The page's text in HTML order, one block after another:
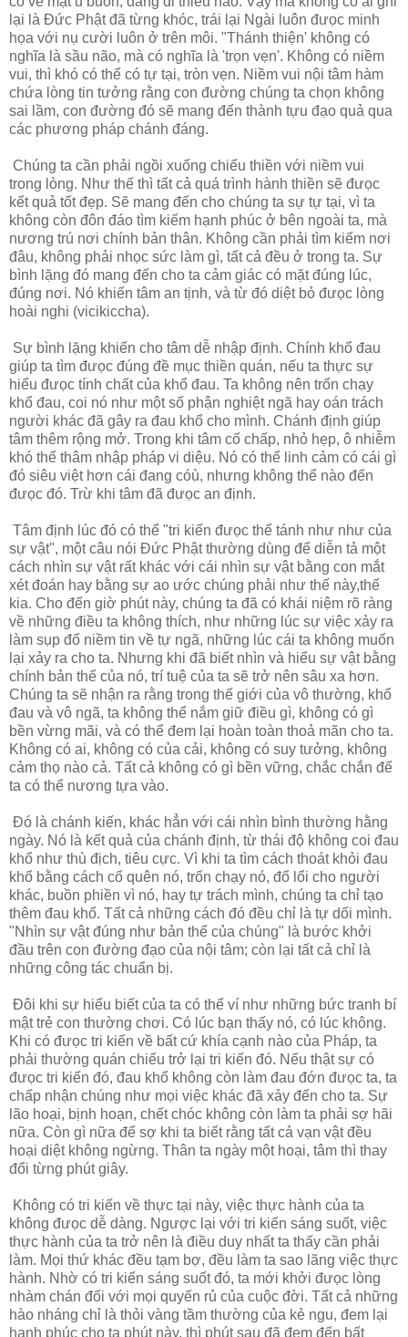
lại là Đức Phật đã từng khóc, trái lại Ngài luôn đưọc minh
họa với nụ cười luôn ở trên môi. "Thánh thiện' không có
nghĩa là sầu não, mà có nghĩa là 'trọn vẹn'. Không có niềm
vui, thì khó có thể có tự tại, tròn vẹn. Niềm vui nội tâm hàm
chứa lòng tin tưởng rằng con đường chúng ta chọn không
sai lầm, con đường đó sẽ mang đến thành tựu đạo quả qua
các phương pháp chánh đáng.
Chúng ta cần phải ngồi xuống chiếu thiền với niềm vui
trong lòng. Như thế thì tất cả quá trình hành thiền sẽ đưọc
kết quả tốt đẹp. Sẽ mang đến cho chúng ta sự tự tại, vì ta
không còn đôn đáo tìm kiếm hạnh phúc ở bên ngoài ta, mà
nương trú nơi chính bản thân. Không cần phải tìm kiếm nơi
đâu, không phải nhọc sức làm gì, tất cả đều ở trong ta. Sự
bình lặng đó mang đến cho ta cảm giác có mặt đúng lúc,
đúng nơi. Nó khiến tâm an tịnh, và từ đó diệt bỏ đưọc lòng
hoài nghi (vicikiccha).
Sự bình lặng khiến cho tâm dễ nhập định. Chính khổ đau
giúp ta tìm đưọc đúng đề mục thiền quán, nếu ta thực sự
hiểu đưọc tính chất của khổ đau. Ta không nên trốn chạy
khổ đau, coi nó như một số phận nghiệt ngã hay oán trách
người khác đã gây ra đau khổ cho mình. Chánh định giúp
tâm thêm rộng mở. Trong khi tâm cố chấp, nhỏ hẹp, ô nhiễm
khó thể thâm nhập pháp vi diệu. Nó có thể linh cảm có cái gì
đó siêu việt hơn cái đang cóù, nhưng không thể nào đến
đưọc đó. Trừ khi tâm đã đưọc an định.
Tâm định lúc đó có thể "tri kiến đưọc thể tánh như như của
sự vật", một câu nói Đức Phật thường dùng để diễn tả một
cách nhìn sự vật rất khác với cái nhìn sự vật bằng con mắt
xét đoán hay bằng sự ao ước chúng phải như thế này,thế
kia. Cho đến giờ phút này, chúng ta đã có khái niệm rõ ràng
về những điều ta không thích, như những lúc sự việc xảy ra
làm sụp đổ niềm tin về tự ngã, những lúc cái ta không muốn
lại xảy ra cho ta. Nhưng khi đã biết nhìn và hiểu sự vật bằng
chính bản thể của nó, trí tuệ của ta sẽ trở nên sâu xa hơn.
Chúng ta sẽ nhận ra rằng trong thế giới của vô thường, khổ
đau và vô ngã, ta không thể nắm giữ điều gì, không có gì
bền vừng mãi, và có thể đem lại hoàn toàn thoả mãn cho ta.
Không có ai, không có của cải, không có suy tưởng, không
cảm thọ nào cả. Tất cả không có gì bền vững, chắc chắn để
ta có thể nương tựa vào.
Đó là chánh kiến, khác hẳn với cái nhìn bình thường hằng
ngày. Nó là kết quả của chánh định, từ thái độ không coi đau
khổ như thù địch, tiêu cực. Vì khi ta tìm cách thoát khỏi đau
khổ bằng cách cố quên nó, trốn chạy nó, đổ lổi cho người
khác, buồn phiền vì nó, hay tự trách mình, chúng ta chỉ tạo
thêm đau khổ. Tất cả những cách đó đều chỉ là tự dối mình.
"Nhìn sự vật đúng như bản thể của chúng" là bước khởi
đầu trên con đường đạo của nội tâm; còn lại tất cả chỉ là
những công tác chuẩn bị.
Đôi khi sự hiểu biết của ta có thể ví như những bức tranh bí
mật trẻ con thường chơi. Có lúc bạn thấy nó, có lúc không.
Khi có đưọc tri kiến về bất cứ khía cạnh nào của Pháp, ta
phải thường quán chiếu trở lại tri kiến đó. Nếu thật sự có
đưọc tri kiến đó, đau khổ không còn làm đau đớn đưọc ta, ta
chấp nhận chúng như mọi việc khác đã xảy đến cho ta. Sự
lão hoại, bịnh hoạn, chết chóc không còn làm ta phải sợ hãi
nữa. Còn gì nữa để sợ khi ta biết rằng tất cả vạn vật đều
hoại diệt không ngừng. Thân ta ngày một hoại, tâm thì thay
đổi từng phút giây.
Không có tri kiến về thực tại này, việc thực hành của ta
không đưọc dễ dàng. Ngược lại với tri kiến sáng suốt, việc
thực hành của ta trở nên là điều duy nhất ta thấy cần phải
làm. Mọi thứ khác đều tạm bợ, đều làm ta sao lãng việc thực
hành. Nhờ có tri kiến sáng suốt đó, ta mới khởi đưọc lòng
nhàm chán đối với mọi quyến rủ của cuộc đời. Tất cả những
hào nháng chỉ là thỏi vàng tầm thường của kẻ ngu, đem lại
hạnh phúc cho ta phút này, thì phút sau đã đem đến bất